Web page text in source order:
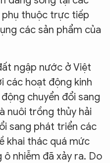
thuộc trực tiếp
các sản phẩm của
ngập nước ở Việt
các hoạt động kinh
chuyển đổi sang
nuôi trồng thủy hải
sang phát triển các
khai thác quá mức
nhiễm đã xảy ra. Do